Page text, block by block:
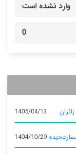
وارد نشده است
0
1405/04/13
1404/10/29